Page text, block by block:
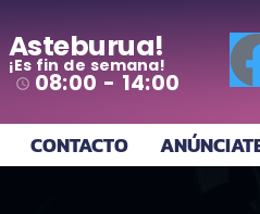
Asteburua!
¡Es fin de semana!
access_time 08:00 - 14:00
CONTACTO